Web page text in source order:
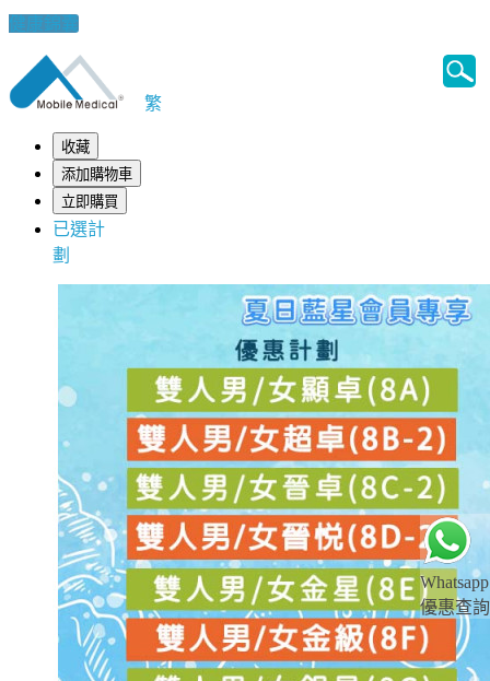
健康錦囊
Whatsapp
優惠查詢
繁
收藏
添加購物車
立即購買
已選計
劃